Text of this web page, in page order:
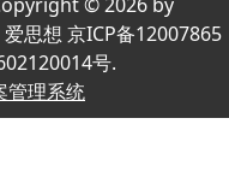
思想 京ICP备12007865
号.
管理系统